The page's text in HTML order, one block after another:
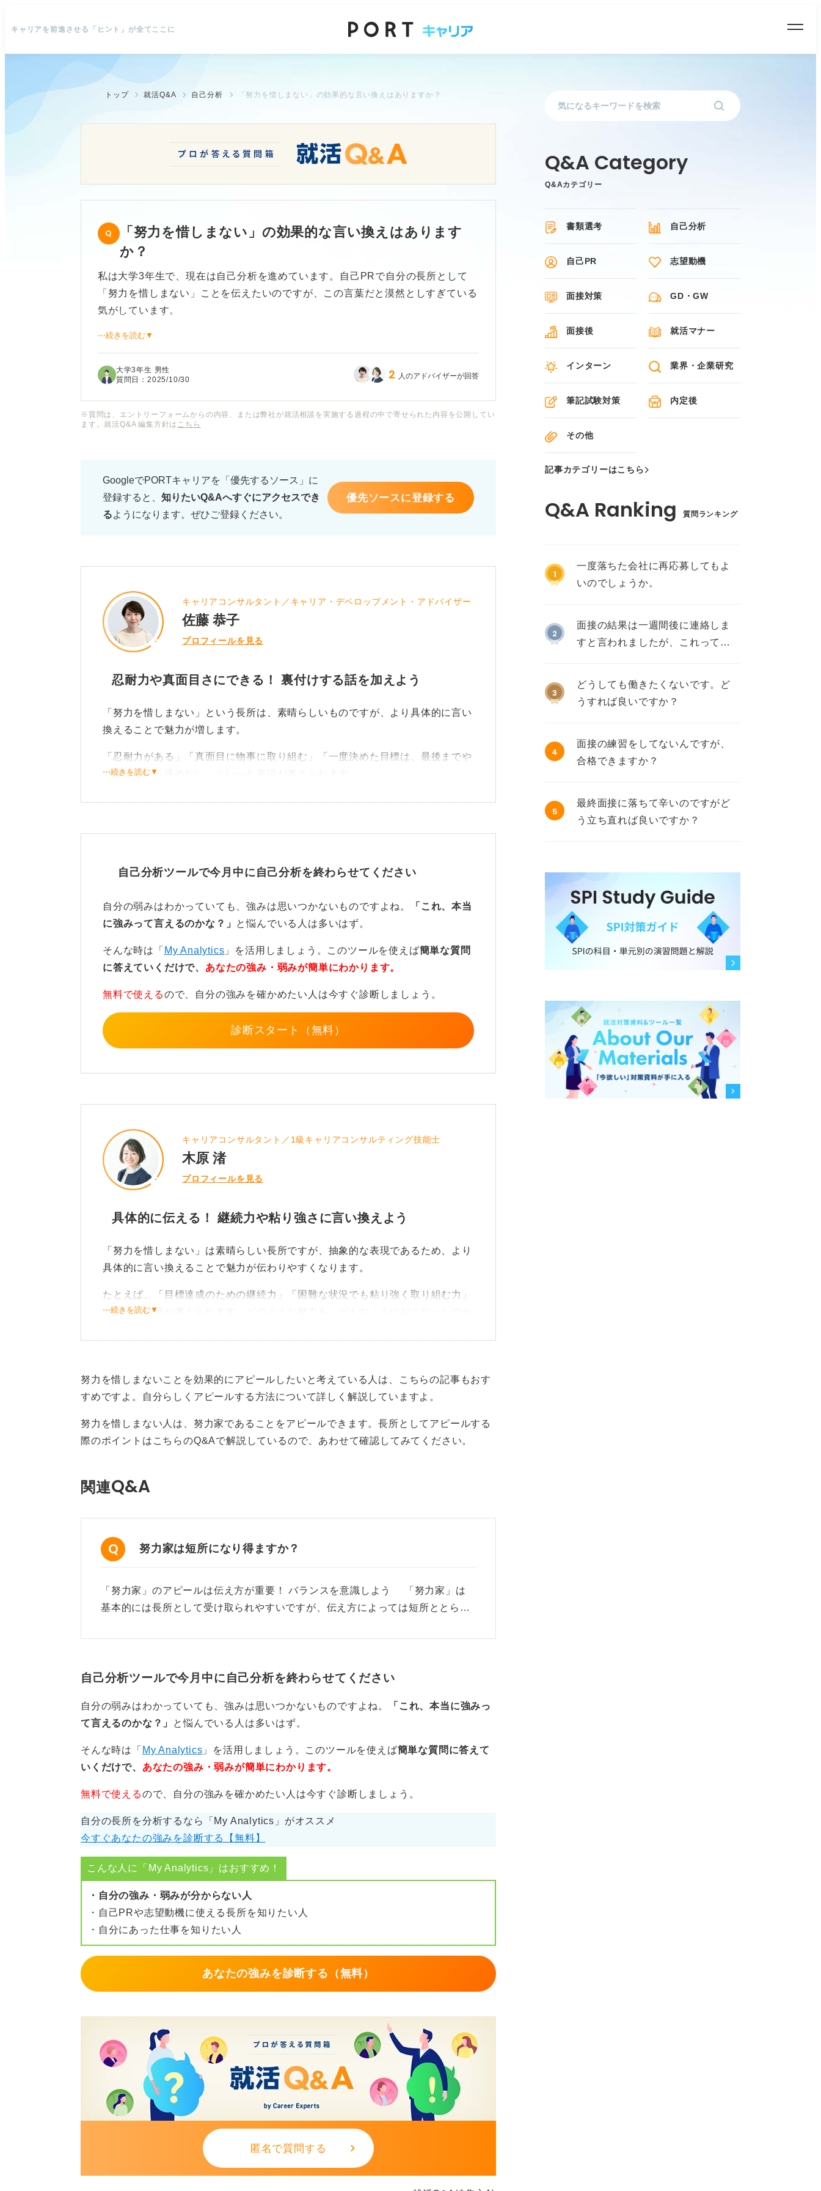
キャリアを前進させる「ヒント」が全てここに
トップ 就活Q&A 自己分析 「努力を惜しまない」の効果的な言い換えはありますか？
「努力を惜しまない」の効果的な言い換えはあります
か？
私は大学3年生で、現在は自己分析を進めています。自己PRで自分の長所として
「努力を惜しまない」ことを伝えたいのですが、この言葉だと漠然としすぎている
気がしています。
とが的確に伝わるおすすめの言い換え表現はないでしょうか？
おすすめの言い換え表現のほかにも、この特徴を長所として作成する場合にどうい
ったポイントを押さえるべきかについても、ぜひアドバイスをお願いいたします。
⋯続きを読む▼
大学3年生 男性
質問日：2025/10/30 2 人のアドバイザーが回答
※質問は、エントリーフォームからの内容、または弊社が就活相談を実施する過程の中で寄せられた内容を公開してい
ます。就活Q&A 編集方針は こちら
GoogleでPORTキャリアを「優先するソース」に
登録すると、 知りたいQ&Aへすぐにアクセスでき
るようになります。ぜひご登録ください。
優先ソースに登録する
キャリアコンサルタント／キャリア・デベロップメント・アドバイザー
佐藤 恭子
プロフィールを見る
忍耐力や真面目さにできる！ 裏付けする話を加えよう
「努力を惜しまない」という長所は、素晴らしいものですが、より具体的に言い
換えることで魅力が増します。
「忍耐力がある」「真面目に物事に取り組む」「一度決めた目標は、最後までや
り遂げる」「諦めない」といった表現が考えられます。
いずれの言葉を使うにしても、その言葉を裏付ける具体的なエピソードを添える
努力したときの感情を伝えることで説得力を出そう
を話すことで、言葉にぐっと説得力が生まれます。
見直して取り組みました」「どんなに疲れていても、毎日これだけはやるように
しました」のように、そのときの気持ちを効果的に入れるましょう。
より相手に伝わりやすくなるので、ぜひ自身の経験とセットで伝えてみてくださ
0
⋯続きを読む▼
自己分析ツールで今月中に自己分析を終わらせてください
自分の弱みはわかっていても、強みは思いつかないものですよね。
「これ、本当
に強みって言えるのかな？」 と悩んでいる人は多いはず。
そんな時は「 My Analytics 」を活用しましょう。このツールを使えば簡単な質問
に答えていくだけで、 あなたの強み・弱みが簡単にわかります。
無料で使えるので、自分の強みを確かめたい人は今すぐ診断しましょう。
診断スタート（無料）
キャリアコンサルタント／1級キャリアコンサルティング技能士
木原 渚
プロフィールを見る
具体的に伝える！ 継続力や粘り強さに言い換えよう
「努力を惜しまない」は素晴らしい長所ですが、抽象的な表現であるため、より
具体的に言い換えることで魅力が伝わりやすくなります。
たとえば、「目標達成のための継続力」「困難な状況でも粘り強く取り組む力」
といった言葉が考えられます。どのような努力を、どんなふうにおこなったのか
努力の結果を示す！ 再現性のある強みとして話そう
さらに、部活動の経験を基に、「目標達成のために、日々自身の課題を分析し、
を具体的に語ることが重要です。
0
⋯続きを読む▼
努力を惜しまないことを効果的にアピールしたいと考えている人は、こちらの記事もおす
すめですよ。自分らしくアピールする方法について詳しく解説していますよ。
努力を惜しまない人は、努力家であることをアピールできます。長所としてアピールする
際のポイントはこちらのQ&Aで解説しているので、あわせて確認してみてください。
関連Q&A
努力家は短所になり得ますか？
「努力家」のアピールは伝え方が重要！ バランスを意識しよう 「努力家」は
基本的には長所として受け取られやすいですが、伝え方によっては短所ととら…
自己分析ツールで今月中に自己分析を終わらせてください
自分の弱みはわかっていても、強みは思いつかないものですよね。
「これ、本当に強みっ
て言えるのかな？」
と悩んでいる人は多いはず。
そんな時は「 My Analytics 」を活用しましょう。このツールを使えば簡単な質問に答えて
いくだけで、 あなたの強み・弱みが簡単にわかります。
無料で使えるので、自分の強みを確かめたい人は今すぐ診断しましょう。
自分の長所を分析するなら「My Analytics」がオススメ
今すぐあなたの強みを診断する【無料】
こんな人に「My Analytics」はおすすめ！
・自分の強み・弱みが分からない人
・自己PRや志望動機に使える長所を知りたい人
・自分にあった仕事を知りたい人
あなたの強みを診断する（無料）
匿名で質問する
Q&Aカテゴリー
書類選考 自己分析
自己PR 志望動機
面接対策 GD・GW
面接後 就活マナー
インターン 業界・企業研究
筆記試験対策 内定後
その他
記事カテゴリーはこちら
質問ランキング
1
一度落ちた会社に再応募してもよ
いのでしょうか。
2
面接の結果は一週間後に連絡しま
すと言われましたが、これって不
3
どうしても働きたくないです。ど
うすれば良いですか？
4
面接の練習をしてないんですが、
合格できますか？
5
最終面接に落ちて辛いのですがど
う立ち直れば良いですか？